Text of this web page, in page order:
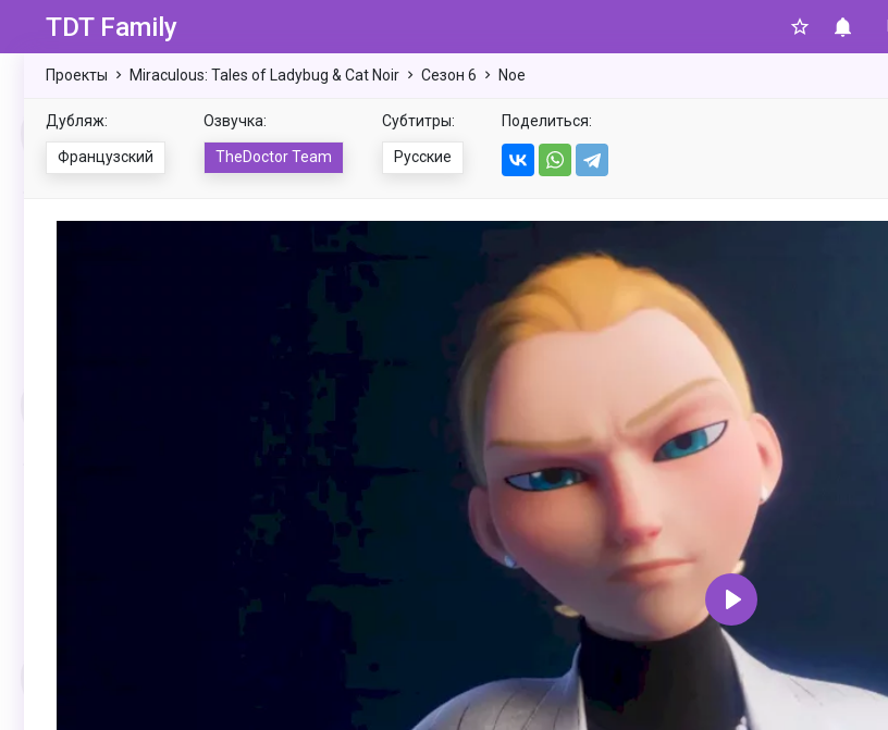
TDT Family
Проекты Miraculous: Tales of Ladybug & Cat Noir Сезон 6 Noe
Дубляж:
Французский
Озвучка:
TheDoctor Team
Субтитры:
Русские
Поделиться:
Воспроизвести